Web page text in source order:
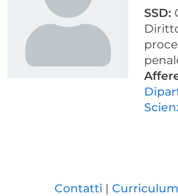
SSD:
Contatti